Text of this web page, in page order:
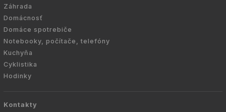
Záhrada
Domácnosť
Domáce spotrebiče
Notebooky, počítače, telefóny
Kuchyňa
Cyklistika
Hodinky
Kontakty